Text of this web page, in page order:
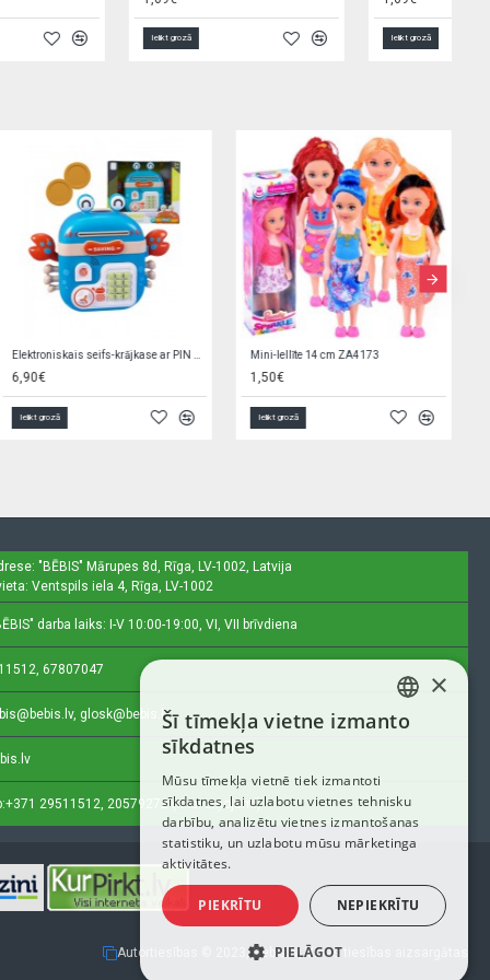
Ielikt grozā Ielikt grozā
3,80€
Ielikt grozā
10,90€
Ielikt grozā
"BĒBIS" Mārupes 8d, Rīga, LV-1002, Latvija
Ventspils iela 4, Rīga, LV-1002
darba laiks: I-V 10:00-19:00, VI, VII brīvdiena
67807047
glosk@bebis.lv
+371 29511512, 20579272 (tikai ziņojumi)
Autortiesības © 2023, Bebis.lv, Visas tiesības aizsargātas
LATVIAN
ENGLISH
×
Šī tīmekļa vietne izmanto
sīkdatnes
Mūsu tīmekļa vietnē tiek izmantoti
sīkdatnes, lai uzlabotu vietnes tehnisku
darbību, analizētu vietnes izmantošanas
statistiku, un uzlabotu mūsu mārketinga
aktivitātes.
PIEKRĪTU NEPIEKRĪTU
PIELĀGOT